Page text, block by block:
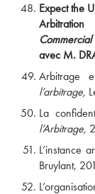
Expect the
avec M.
Arbitrage
l’arbitrage,
La
l’Arbitrage,
L’instance
Bruylant,